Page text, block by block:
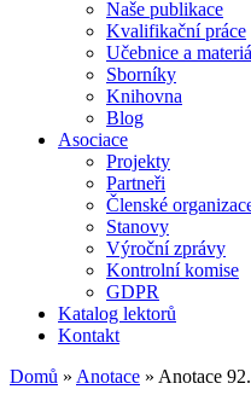
Naše publikace
Kvalifikační práce
Učebnice a
Sborníky
Knihovna
Blog
Asociace
Projekty
Partneři
Členské
Stanovy
Výroční zprávy
Kontrolní komise
GDPR
Katalog lektorů
Kontakt
Domů » Anotace » Anotace